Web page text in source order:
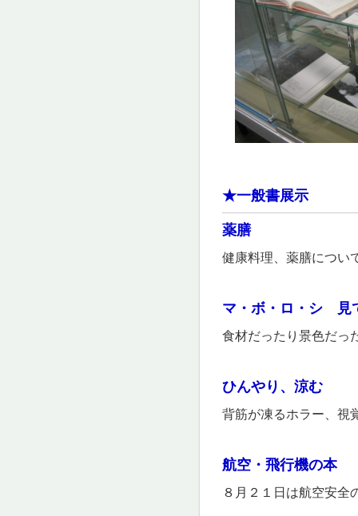
★一般書展示
薬膳
健康料理、薬膳につい
マ・ボ・ロ・シ 見
食材だったり景色だっ
ひんやり、涼む
背筋が凍るホラー、視
航空・飛行機の本
８月２１日は航空安全